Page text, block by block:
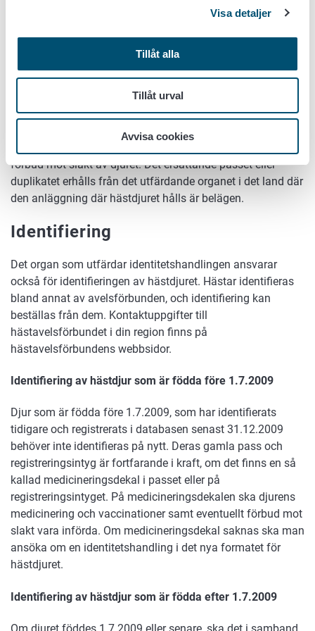
Visa detaljer
Tillåt alla
Tillåt urval
Avvisa cookies
Ersättning av identitetshandling
som gått förlorad
Identitetshandlingen kan ersättas eller en kopia utfärdas
förbud mot slakt av djuret. Det ersättande passet eller
duplikatet erhålls från det utfärdande organet i det land där
den anläggning där hästdjuret hålls är belägen.
Identifiering
Det organ som utfärdar identitetshandlingen ansvarar
också för identifieringen av hästdjuret. Hästar identifieras
bland annat av avelsförbunden, och identifiering kan
beställas från dem. Kontaktuppgifter till
hästavelsförbundet i din region finns på
hästavelsförbundens webbsidor.
Identifiering av hästdjur som är födda före 1.7.2009
Djur som är födda före 1.7.2009, som har identifierats
tidigare och registrerats i databasen senast 31.12.2009
behöver inte identifieras på nytt. Deras gamla pass och
registreringsintyg är fortfarande i kraft, om det finns en så
kallad medicineringsdekal i passet eller på
registreringsintyget. På medicineringsdekalen ska djurens
medicinering och vaccinationer samt eventuellt förbud mot
slakt vara införda. Om medicineringsdekal saknas ska man
ansöka om en identitetshandling i det nya formatet för
hästdjuret.
Identifiering av hästdjur som är födda efter 1.7.2009